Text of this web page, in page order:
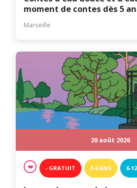
moment de contes dès 5
Marseille
20 août 2026
❤️ - GRATUIT 3-6 ANS 6-